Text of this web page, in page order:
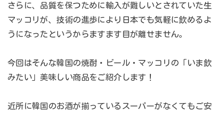
さらに、品質を保つために輸入が難しいとされていた生
マッコリが、技術の進歩により日本でも気軽に飲めるよ
うになったというからますます目が離せません。
今回はそんな韓国の焼酎・ビール・マッコリの「いま飲
みたい」美味しい商品をご紹介します！
近所に韓国のお酒が揃っているスーパーがなくてもご安